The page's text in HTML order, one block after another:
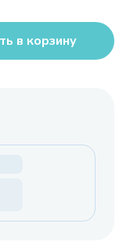
в корзину